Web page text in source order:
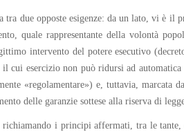
due opposte esigenze: da un lato, vi è il
quale rappresentante della volontà
intervento del potere esecutivo
cui esercizio non può ridursi ad
«regolamentare») e, tuttavia, marcata
delle garanzie sottese alla riserva di
i principi affermati, tra le tante,